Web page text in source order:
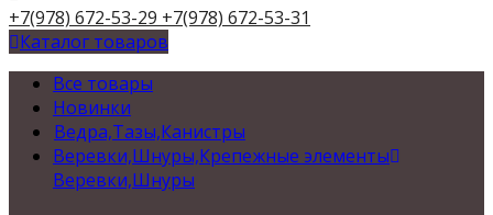
+7(978) 672-53-29 +7(978) 672-53-31
Каталог товаров
Все товары
Новинки
Ведра,Тазы,Канистры
Веревки,Шнуры,Крепежные элементы
Веревки,Шнуры